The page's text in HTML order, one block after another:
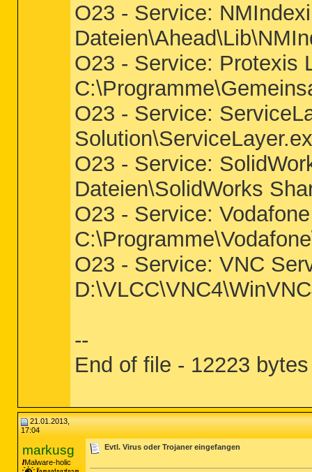
O23 - Service:
O23 - Service: Protexis
O23 - Service:
O23 - Service:
Dateien\SolidWorks
O23 - Service:
O23 - Service: VNC
--
End of file - 12223 bytes
21.01.2013,
17:04
markusg
Malware-holic
Evtl. Virus oder Trojaner eingefangen